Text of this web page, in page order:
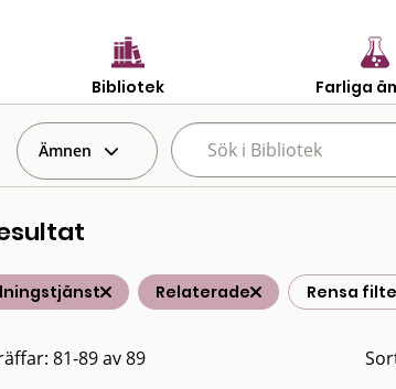
Bibliotek Farliga
Ämnen
Relaterade Rensa
81-89 av 89